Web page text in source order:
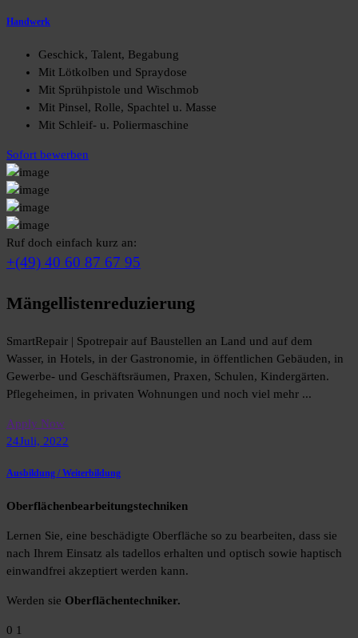
Handwerk
Geschick, Talent, Begabung
Mit Lötkolben und Spraydose
Mit Sprühpistole und Wischmob
Mit Pinsel, Rolle, Spachtel u. Masse
Mit Schleif- u. Poliermaschine
Sofort bewerben
Ruf doch einfach kurz an:
+(49) 40 60 87 67 95
Mängellistenreduzierung
SmartRepair | Spotrepair auf Baustellen an Land und auf dem
Wasser, in Hotels, in der Gastronomie, in öffentlichen Gebäuden, in
Gewerbe- und Geschäftsräumen, Praxen, Schulen, Kindergärten.
Pflegeheimen, in privaten Wohnungen und noch viel mehr ...
Apply Now
24Juli, 2022
Ausbildung / Weiterbildung
Oberflächenbearbeitungstechniken
Lernen Sie, eine beschädigte Oberfläche so zu bearbeiten, dass sie
nach Ihrem Einsatz als tadellos erhalten und optisch sowie haptisch
einwandfrei akzeptiert werden kann.
Werden sie Oberflächentechniker.
0 1